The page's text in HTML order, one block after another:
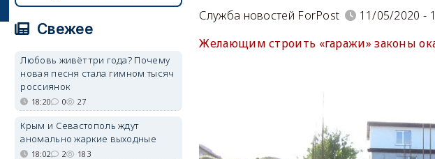
Служба новостей ForPost
11/05/2020 -
Желающим строить «гаражи» законы
Свежее
Любовь живёт три года? Почему
новая песня стала гимном тысяч
россиянок
18:20 0 27
Крым и Севастополь ждут
аномально жаркие выходные
18:02 2 183